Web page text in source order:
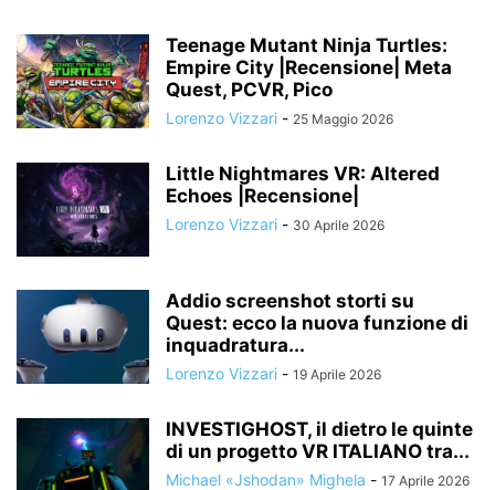
Teenage Mutant Ninja Turtles:
Empire City |Recensione| Meta
Quest, PCVR, Pico
Lorenzo Vizzari - 25 Maggio 2026
Little Nightmares VR: Altered
Echoes |Recensione|
Lorenzo Vizzari - 30 Aprile 2026
Addio screenshot storti su
Quest: ecco la nuova funzione di
inquadratura...
Lorenzo Vizzari - 19 Aprile 2026
INVESTIGHOST, il dietro le quinte
di un progetto VR ITALIANO tra...
Michael «Jshodan» Mighela - 17 Aprile 2026